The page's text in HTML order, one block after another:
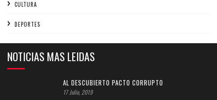
CULTURA
DEPORTES
NOTICIAS MAS LEIDAS
AL DESCUBIERTO PACTO CORRUPTO
17 Julio, 2019